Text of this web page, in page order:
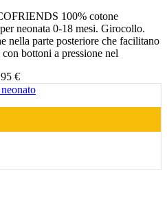
100% cotone
neonata 0-18 mesi. Girocollo.
nella parte posteriore che facilitano
bottoni a pressione nel
€